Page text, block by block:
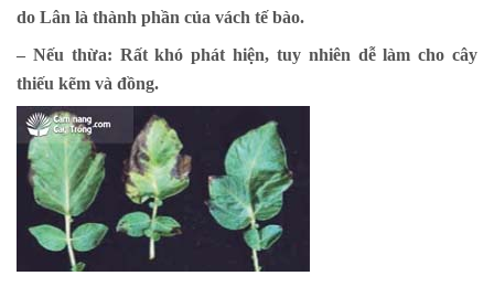
do Lân là thành phần của vách tế bào.
– Nếu thừa: Rất khó phát hiện, tuy nhiên dễ làm cho cây
thiếu kẽm và đồng.